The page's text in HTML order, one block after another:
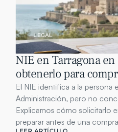
LEGAL
NIE en Tarragona
obtenerlo para
El NIE identifica a la persona
Administración, pero no
Explicamos cómo solicitarlo
preparar antes de una